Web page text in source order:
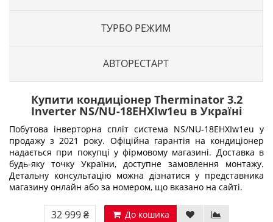
ТУРБО РЕЖИМ
АВТОРЕСТАРТ
Купити кондиціонер Therminator 3.2
Inverter NS/NU-18EHXIw1eu в Україні
Побутова інверторна спліт система NS/NU-18EHXIw1eu у
продажу з 2021 року. Офіційна гарантія на кондиціонер
надається при покупці у фірмовому магазині. Доставка в
будь-яку точку України, доступне замовлення монтажу.
Детальну консультацію можна дізнатися у представника
магазину онлайн або за номером, що вказано на сайті.
32 999 ₴ До кошика